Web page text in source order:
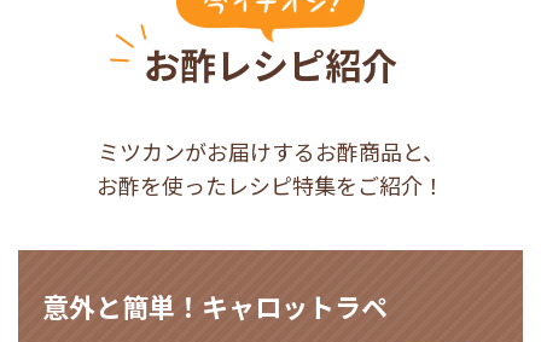
お酢ドリンク ぽん酢
スープ 中華
ブランド・スペシャルサイト
ブランド・スペシャルサイト トップ
Fibee（ファイビー）
くらしプラ酢
味ぽん
国内事業概要
企業理念
ミツカンを知る
お酢レシピ紹介
ミツカンがお届けするお酢商品と、
お酢を使ったレシピ特集をご紹介！
意外と簡単！キャロットラペ